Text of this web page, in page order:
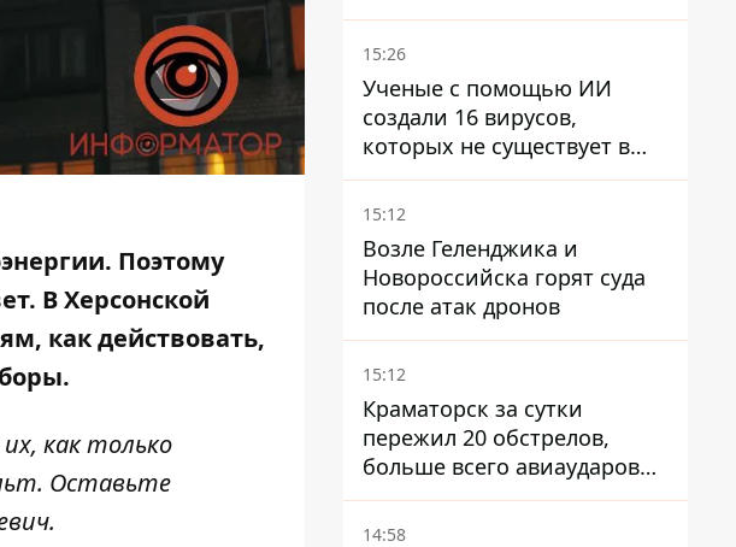
Поэтому
В Херсонской
, как действовать,
как только
Оставьте
недостаточно – Зеленский
15:26
Ученые с помощью ИИ
создали 16 вирусов,
которых не существует в
природе
15:12
Возле Геленджика и
Новороссийска горят суда
после атак дронов
15:12
Краматорск за сутки
пережил 20 обстрелов,
больше всего авиаударов
КАБ-250
14:58